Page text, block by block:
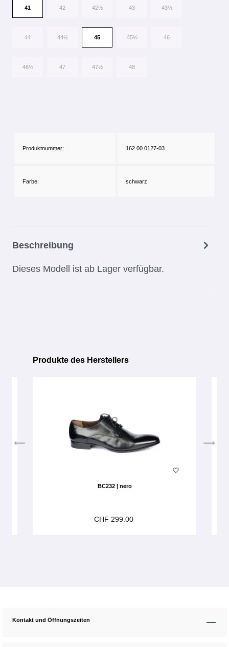
41 42 42½ 43 43½
44 44½ 45 45½ 46
46½ 47 47½ 48
Produktnummer: 162.00.0127-03
Farbe: schwarz
Beschreibung
Dieses Modell ist ab Lager verfügbar.
Produktgalerie überspringen
Produkte des Herstellers
BC232 | nero
CHF 299.00
Kontakt und Öffnungszeiten